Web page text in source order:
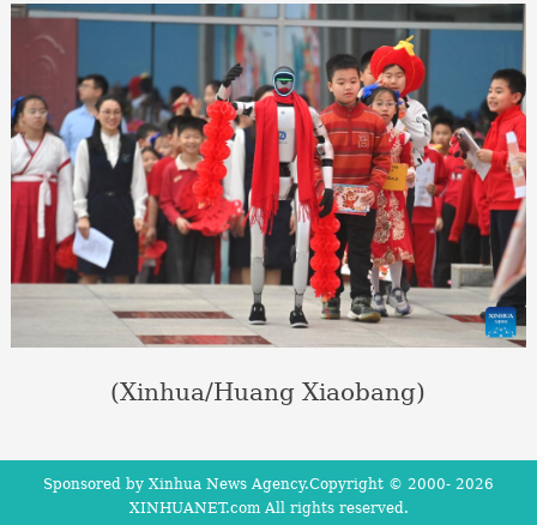
(Xinhua/Huang Xiaobang)
Sponsored by Xinhua News Agency.Copyright © 2000- 2026
XINHUANET.com All rights reserved.